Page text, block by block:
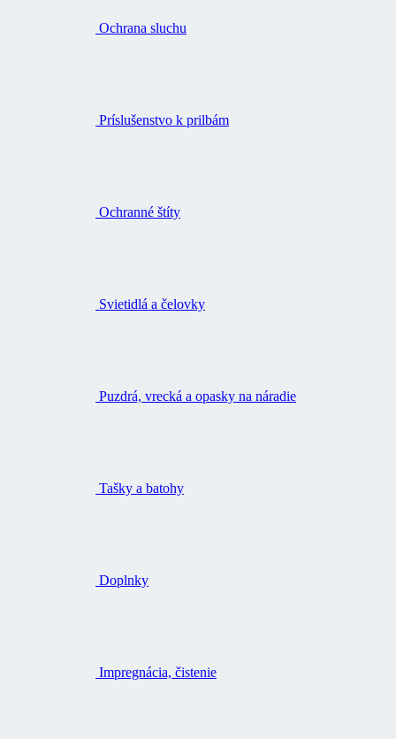
Ochrana sluchu
Príslušenstvo k prilbám
Ochranné štíty
Svietidlá a čelovky
Puzdrá, vrecká a opasky na náradie
Tašky a batohy
Doplnky
Impregnácia, čistenie